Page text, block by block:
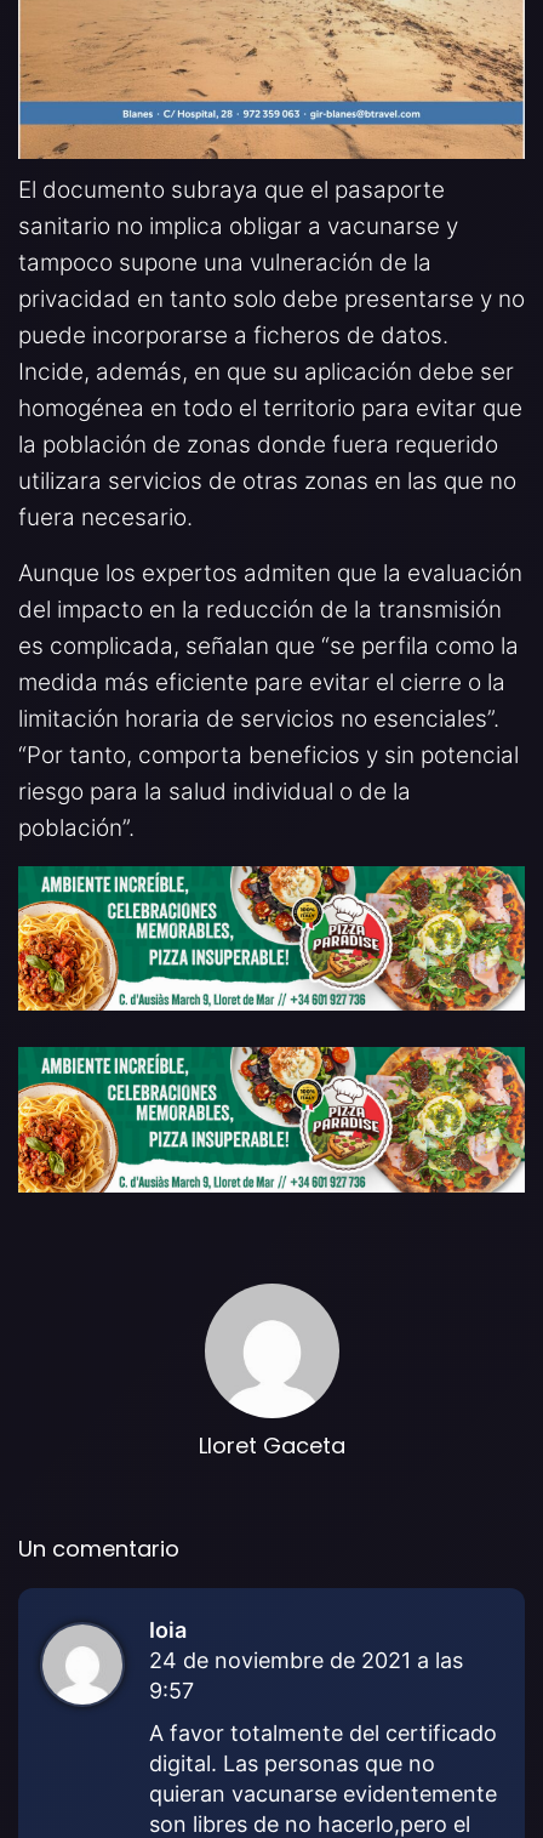
El documento subraya que el pasaporte
sanitario no implica obligar a vacunarse y
tampoco supone una vulneración de la
privacidad en tanto solo debe presentarse y no
puede incorporarse a ficheros de datos.
Incide, además, en que su aplicación debe ser
homogénea en todo el territorio para evitar que
la población de zonas donde fuera requerido
utilizara servicios de otras zonas en las que no
fuera necesario.
Aunque los expertos admiten que la evaluación
del impacto en la reducción de la transmisión
es complicada, señalan que “se perfila como la
medida más eficiente pare evitar el cierre o la
limitación horaria de servicios no esenciales”.
“Por tanto, comporta beneficios y sin potencial
riesgo para la salud individual o de la
población”.
Lloret Gaceta
Un comentario
Ioia
i
c
:
24 de noviembre de 2021 a las
9:57
A favor totalmente del certificado
digital. Las personas que no
quieran vacunarse evidentemente
son libres de no hacerlo,pero el